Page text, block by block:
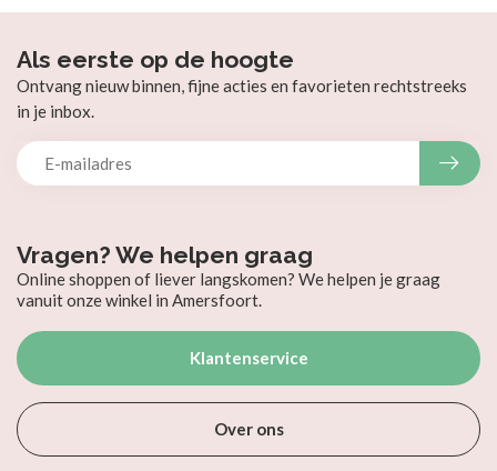
Vragen? We helpen graag
Online shoppen of liever langskomen? We helpen je graag
vanuit onze winkel in Amersfoort.
Klantenservice
Over ons
Als eerste op de hoogte
Ontvang nieuw binnen, fijne acties en favorieten rechtstreeks
in je inbox.